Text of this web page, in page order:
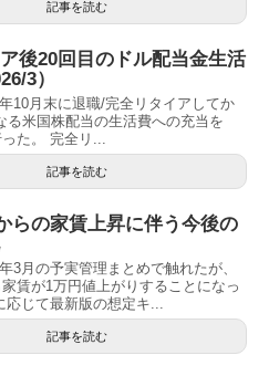
記事を読む
後20回目のドル配当金生活
3）
10月末に退職/完全リタイアしてか
る米国株配当の生活費への充当を
た。 完全リ...
記事を読む
らの家賃上昇に伴う今後の
3月の予実管理まとめで触れたが、
賃が1万円値上がりすることになっ
じて最新版の想定キ...
記事を読む